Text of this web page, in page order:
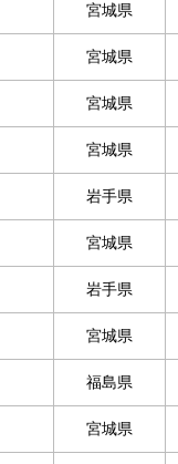
宮城県
宮城県
宮城県
宮城県
岩手県
宮城県
岩手県
宮城県
福島県
宮城県